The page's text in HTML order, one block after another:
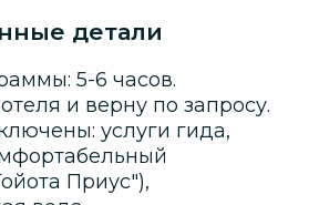
детали
5-6 часов.
и верну по запросу.
услуги гида,
Приус"),